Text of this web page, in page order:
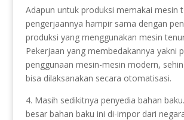
Adapun untuk produksi memakai mesin
pengerjaannya hampir sama dengan
produksi yang menggunakan mesin
Pekerjaan yang membedakannya yakni
penggunaan mesin-mesin modern,
bisa dilaksanakan secara otomatisasi.
4. Masih sedikitnya penyedia bahan
besar bahan baku ini di-impor dari